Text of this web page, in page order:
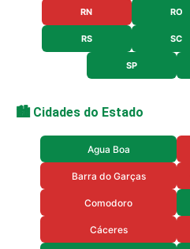
RN RO
RS SC
SP
🏙️ Cidades do Estado
Agua Boa
Barra do Garças
Comodoro
Cáceres